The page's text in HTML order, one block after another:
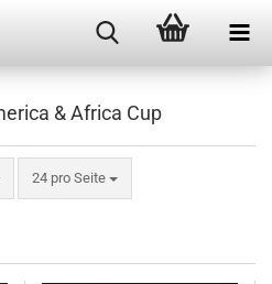
& Africa Cup
24 pro Seite
pro Seite